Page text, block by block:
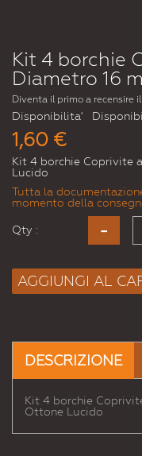
Kit 4 borchie
Diametro 16
Diventa il primo a recensire
Disponibilita'
1,60 €
Kit 4 borchie Coprivite
Lucido
Tutta la
momento della
Qty :
AGGIUNGI AL
DESCRIZIONE
Kit 4 borchie
Ottone Lucido